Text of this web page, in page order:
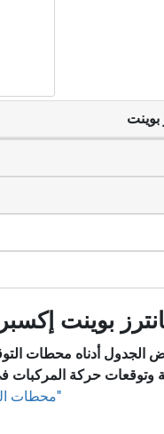
بوينت
الجدول أدناه محطات
حركة المركبات
"محطات